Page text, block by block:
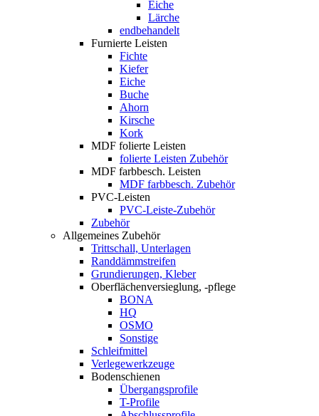
Eiche
Lärche
endbehandelt
Furnierte Leisten
Fichte
Kiefer
Eiche
Buche
Ahorn
Kirsche
Kork
MDF folierte Leisten
folierte Leisten Zubehör
MDF farbbesch. Leisten
MDF farbbesch. Zubehör
PVC-Leisten
PVC-Leiste-Zubehör
Zubehör
Allgemeines Zubehör
Trittschall, Unterlagen
Randdämmstreifen
Grundierungen, Kleber
Oberflächenversieglung, -pflege
BONA
HQ
OSMO
Sonstige
Schleifmittel
Verlegewerkzeuge
Bodenschienen
Übergangsprofile
T-Profile